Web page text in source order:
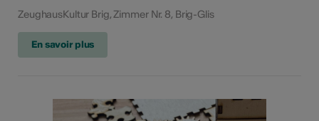
ZeughausKultur Brig, Zimmer Nr. 8, Brig-Glis
En savoir plus